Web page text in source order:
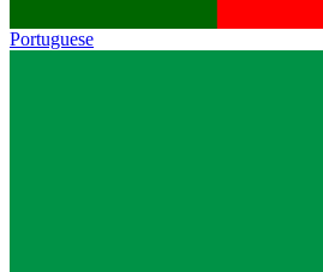
Portuguese